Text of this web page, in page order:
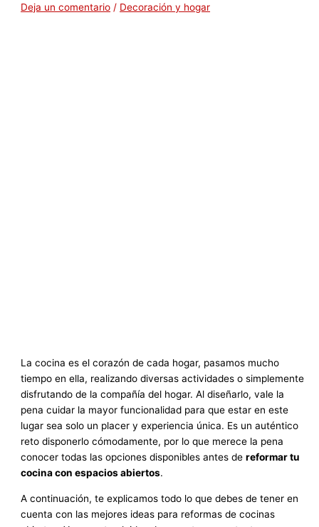
Deja un comentario / Decoración y hogar
La cocina es el corazón de cada hogar, pasamos mucho
tiempo en ella, realizando diversas actividades o simplemente
disfrutando de la compañía del hogar. Al diseñarlo, vale la
pena cuidar la mayor funcionalidad para que estar en este
lugar sea solo un placer y experiencia única. Es un auténtico
reto disponerlo cómodamente, por lo que merece la pena
conocer todas las opciones disponibles antes dereformar tu
cocina con espacios abiertos.
A continuación, te explicamos todo lo que debes de tener en
cuenta con las mejores ideas para reformas de cocinas